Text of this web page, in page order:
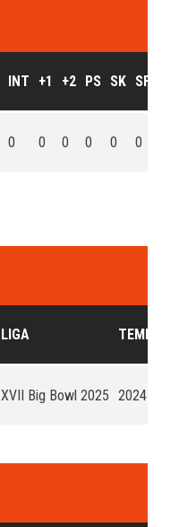
INT +1 +2 PS SK SF
0 0 0 0 0 0
LIGA
XVII Big Bowl 2025 2024-25